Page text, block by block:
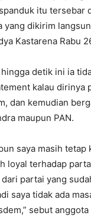
itu tersebar
yang dikirim
Kastarena Rabu
detik ini ia
kalau dirinya
dan kemudian
maupun PAN.
saya masih tetap
loyal terhadap
partai yang
saya tidak ada
sebut